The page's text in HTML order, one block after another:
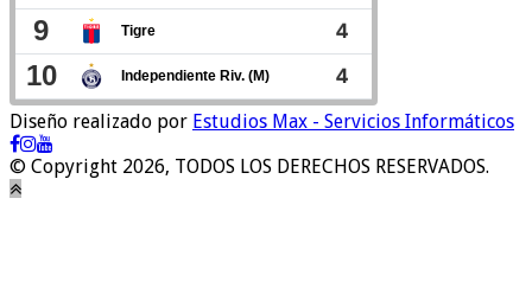
Diseño realizado por Estudios Max - Servicios Informáticos
© Copyright 2026, TODOS LOS DERECHOS RESERVADOS.